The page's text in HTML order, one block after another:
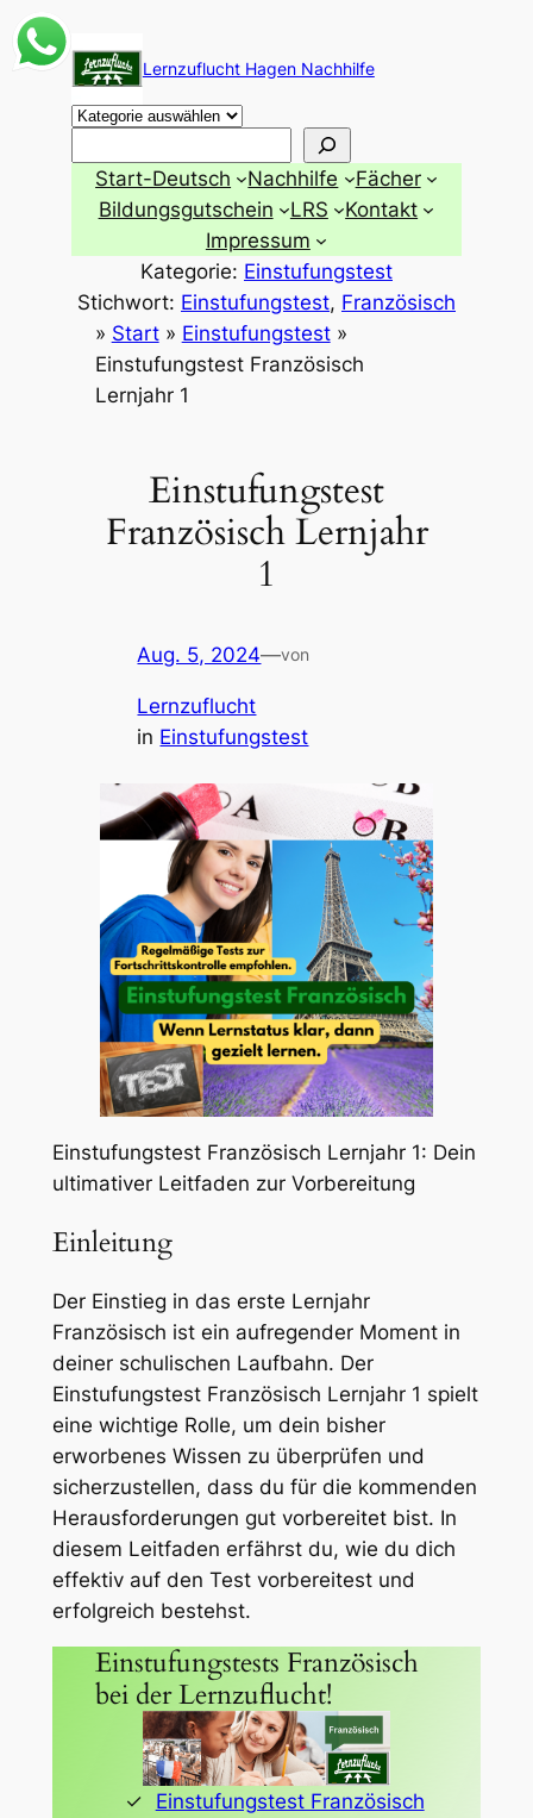
Zum
Inhalt
springen
Lernzuflucht Hagen Nachhilfe
Start-Deutsch Nachhilfe
Fächer
Bildungsgutschein
LRS
Kontakt
Impressum
Kategorie: Einstufungstest
Stichwort: Einstufungstest, Französisch
» Start» Einstufungstest»
Einstufungstest Französisch
Lernjahr 1
Einstufungstest
Französisch Lernjahr
1
Aug. 5, 2024—von
Lernzuflucht
in Einstufungstest
Einstufungstest Französisch Lernjahr 1: Dein
ultimativer Leitfaden zur Vorbereitung
Einleitung
Der Einstieg in das erste Lernjahr
Französisch ist ein aufregender Moment in
deiner schulischen Laufbahn. Der
Einstufungstest Französisch Lernjahr 1 spielt
eine wichtige Rolle, um dein bisher
erworbenes Wissen zu überprüfen und
sicherzustellen, dass du für die kommenden
Herausforderungen gut vorbereitet bist. In
diesem Leitfaden erfährst du, wie du dich
effektiv auf den Test vorbereitest und
erfolgreich bestehst.
Einstufungstests Französisch
bei der Lernzuflucht!
Einstufungstest Französisch